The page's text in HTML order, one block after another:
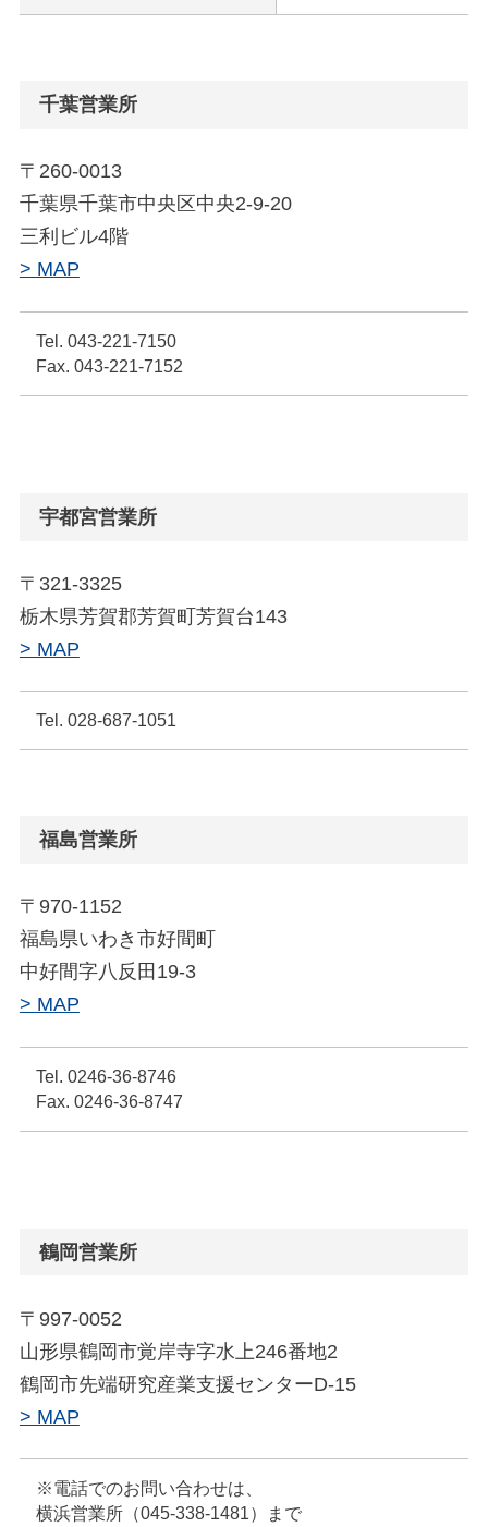
千葉営業所
〒260-0013
千葉県千葉市中央区中央2-9-20
三利ビル4階
> MAP
Tel. 043-221-7150
Fax. 043-221-7152
宇都宮営業所
〒321-3325
栃木県芳賀郡芳賀町芳賀台143
> MAP
Tel. 028-687-1051
福島営業所
〒970-1152
福島県いわき市好間町
中好間字八反田19-3
> MAP
Tel. 0246-36-8746
Fax. 0246-36-8747
鶴岡営業所
〒997-0052
山形県鶴岡市覚岸寺字水上246番地2
鶴岡市先端研究産業支援センターD-15
> MAP
※電話でのお問い合わせは、
横浜営業所（045-338-1481）まで